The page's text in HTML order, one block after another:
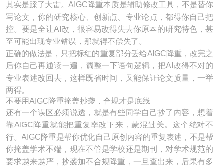
其实是踩了大雷。AIGC降重本质是辅助修改工具，不是替你
写论文，你的研究核心、创新点、专业论点，都得你自己把
控。要是全让AI改，很容易改得失去你原本的研究特色，甚
至可能出现专业错误，那就得不偿失了。
正确的做法是，只把标红的重复部分丢给AIGC降重，改完之
后你自己再通读一遍，调整一下语句逻辑，把AI改得不对的
专业表述改回去，这样既省时间，又能保证论文质量，一举
两得。
不要用AIGC降重掩盖抄袭，合规才是底线
还有一个误区必须说透，就是有些同学自己抄了内容，想着
靠AIGC降重就能把重复率改下来，蒙混过关。这个绝对不
行。AIGC降重是帮你优化自己原创内容的重复表述，不是帮
你掩盖学术不端，现在不管是学校还是期刊，对学术规范的
要求越来越严，抄袭加不合规降重，一旦查出来，后果有多